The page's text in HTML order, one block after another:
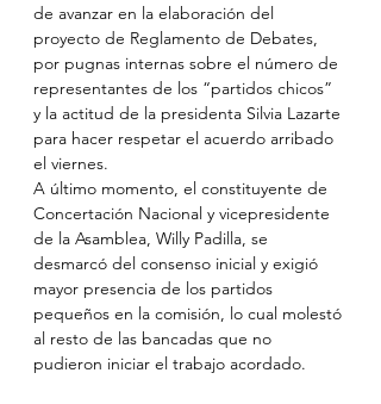
de avanzar en la elaboración del
proyecto de Reglamento de Debates,
por pugnas internas sobre el número de
representantes de los “partidos chicos”
y la actitud de la presidenta Silvia Lazarte
para hacer respetar el acuerdo arribado
el viernes.
A último momento, el constituyente de
Concertación Nacional y vicepresidente
de la Asamblea, Willy Padilla, se
desmarcó del consenso inicial y exigió
mayor presencia de los partidos
pequeños en la comisión, lo cual molestó
al resto de las bancadas que no
pudieron iniciar el trabajo acordado.